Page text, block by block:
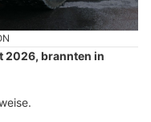
2026, brannten in